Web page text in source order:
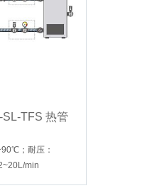
TFS 热管
；耐压：
min